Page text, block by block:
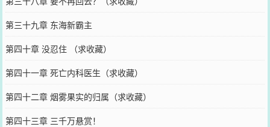
第三十九章 东海新霸主
第四十章 没忍住 （求收藏）
第四十一章 死亡内科医生（求收藏）
第四十二章 烟雾果实的归属（求收藏）
第四十三章 三千万悬赏！